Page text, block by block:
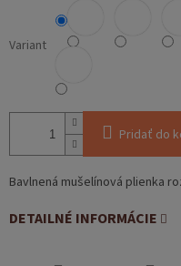
Variant
Pridať do
Bavlnená mušelínová plienka
DETAILNÉ INFORMÁCIE